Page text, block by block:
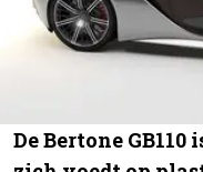
De Bertone